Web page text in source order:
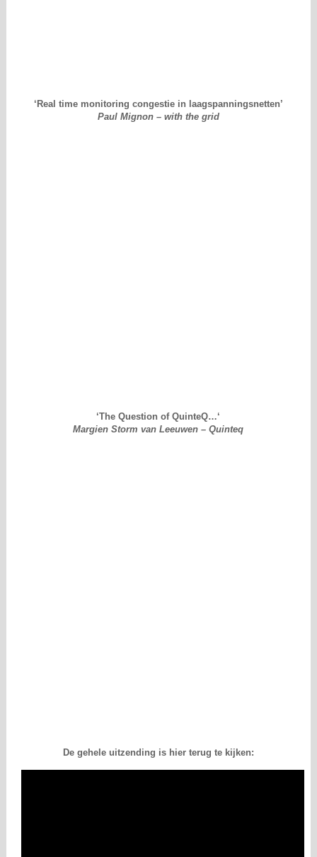
‘Real time monitoring congestie in laagspanningsnetten’
Paul Mignon – with the grid
‘The Question of QuinteQ…‘
Margien Storm van Leeuwen – Quinteq
De gehele uitzending is hier terug te kijken: